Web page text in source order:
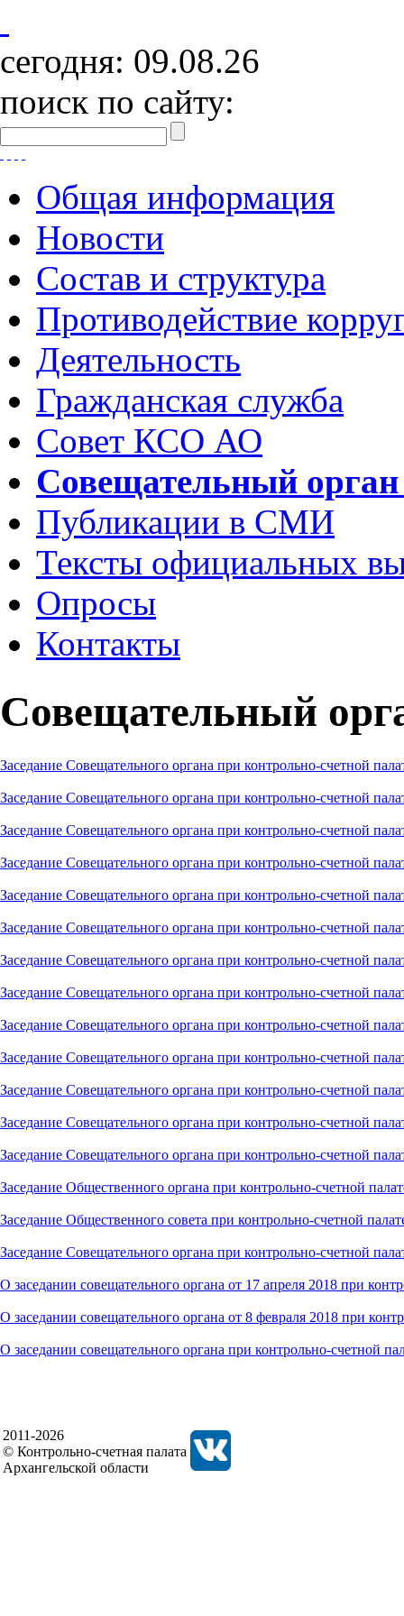
сегодня: 09.08.26
поиск по сайту:
Общая информация
Новости
Состав и структура
Противодействие
Деятельность
Гражданская служба
Совет КСО АО
Совещательный
Публикации в СМИ
Тексты официальных
Опросы
Контакты
Совещательный
Заседание Совещательного органа при контрольно-счетной
Заседание Совещательного органа при контрольно-счетной
Заседание Совещательного органа при контрольно-счетной
Заседание Совещательного органа при контрольно-счетной
Заседание Совещательного органа при контрольно-счетной
Заседание Совещательного органа при контрольно-счетной
Заседание Совещательного органа при контрольно-счетной
Заседание Совещательного органа при контрольно-счетной
Заседание Совещательного органа при контрольно-счетной
Заседание Совещательного органа при контрольно-счетной
Заседание Совещательного органа при контрольно-счетной
Заседание Совещательного органа при контрольно-счетной
Заседание Совещательного органа при контрольно-счетной
Заседание Общественного органа при контрольно-счетной
Заседание Общественного совета при контрольно-счетной
Заседание Совещательного органа при контрольно-счетной
О заседании совещательного органа от 17 апреля 2018 при
О заседании совещательного органа от 8 февраля 2018 при
О заседании совещательного органа при контрольно-счетной
2011-2026
© Контрольно-счетная палата
Архангельской области